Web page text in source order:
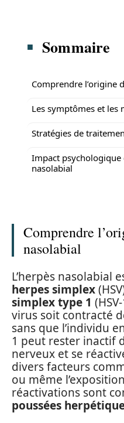
Sommaire
Comprendre l’origine
Les symptômes et les
Stratégies de
Impact psychologique
nasolabial
Comprendre
nasolabial
L’herpès nasolabial
herpes simplex
simplex type 1
virus soit contracté
sans que l’individu
1 peut rester inactif
nerveux et se
divers facteurs
ou même
réactivations sont
poussées